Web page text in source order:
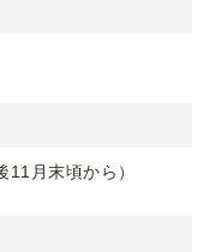
月末頃から）